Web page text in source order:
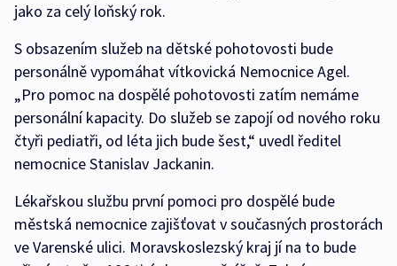
jako za celý loňský rok.
S obsazením služeb na dětské pohotovosti bude
personálně vypomáhat vítkovická Nemocnice Agel.
„Pro pomoc na dospělé pohotovosti zatím nemáme
personální kapacity. Do služeb se zapojí od nového roku
čtyři pediatři, od léta jich bude šest,“ uvedl ředitel
nemocnice Stanislav Jackanin.
Lékařskou službu první pomoci pro dospělé bude
městská nemocnice zajišťovat v současných prostorách
ve Varenské ulici. Moravskoslezský kraj jí na to bude